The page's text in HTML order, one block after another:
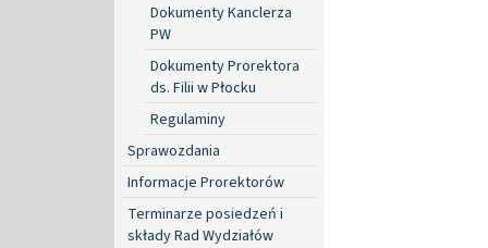
Dokumenty Kanclerza
PW
Dokumenty Prorektora
ds. Filii w Płocku
Regulaminy
Sprawozdania
Informacje Prorektorów
Terminarze posiedzeń i
składy Rad Wydziałów